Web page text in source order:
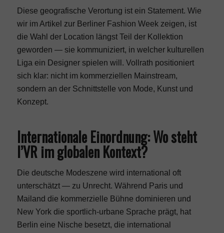
Diese geografische Verortung ist ein Statement. Wie
wir im Artikel zur Berliner Fashion Weekzeigen, ist
die Wahl der Location längst Teil der Kollektion
geworden — sie kommuniziert, in welcher kulturellen
Liga ein Designer spielen will. Vollrath positioniert
sich klar: nicht im kommerziellen Mainstream,
sondern an der Schnittstelle von Mode, Kunst und
Konzept.
Internationale Einordnung: Wo steht
I’VR im globalen Kontext?
Die deutsche Modeszene wird international oft
unterschätzt — zu Unrecht. Während Paris und
Mailand die kommerzielle Bühne dominieren und
New Yorkdie sportlich-urbane Sprache prägt, hat
Berlin eine Nische besetzt, die international